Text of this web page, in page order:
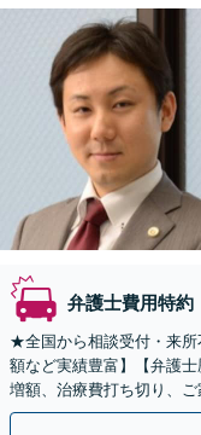
弁護士費用特約
★全国から相談受付・来
額など実績豊富】【弁護
増額、治療費打ち切り、
めにご相談ください【初